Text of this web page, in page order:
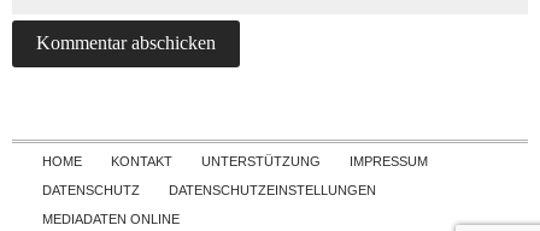
Skip to content
HOME KONTAKT UNTERSTÜTZUNG
IMPRESSUM
DATENSCHUTZ
DATENSCHUTZEINSTELLUNGEN
MEDIADATEN ONLINE